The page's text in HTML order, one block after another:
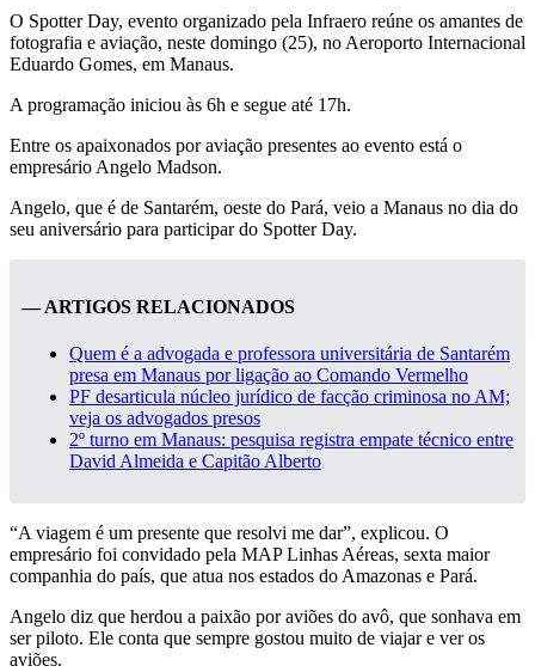
O Spotter Day, evento organizado pela Infraero reúne os amantes de
fotografia e aviação, neste domingo (25), no Aeroporto Internacional
Eduardo Gomes, em Manaus.
A programação iniciou às 6h e segue até 17h.
Entre os apaixonados por aviação presentes ao evento está o
empresário Angelo Madson.
Angelo, que é de Santarém, oeste do Pará, veio a Manaus no dia do
seu aniversário para participar do Spotter Day.
— ARTIGOS RELACIONADOS
Quem é a advogada e professora universitária de Santarém
presa em Manaus por ligação ao Comando Vermelho
PF desarticula núcleo jurídico de facção criminosa no AM;
veja os advogados presos
2º turno em Manaus: pesquisa registra empate técnico entre
David Almeida e Capitão Alberto
“A viagem é um presente que resolvi me dar”, explicou. O
empresário foi convidado pela MAP Linhas Aéreas, sexta maior
companhia do país, que atua nos estados do Amazonas e Pará.
Angelo diz que herdou a paixão por aviões do avô, que sonhava em
ser piloto. Ele conta que sempre gostou muito de viajar e ver os
aviões.